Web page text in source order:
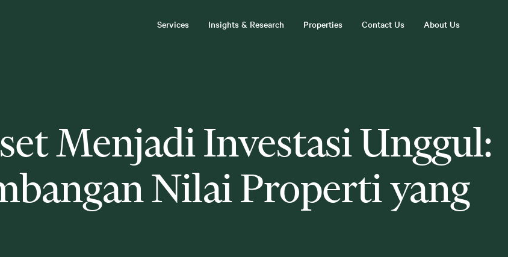
Services Insights & Research Properties Contact Us About Us
Menjadi Investasi Unggul:
Nilai Properti yang